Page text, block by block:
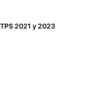
TPS 2021 y 2023